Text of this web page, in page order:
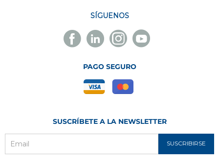
SÍGUENOS
Facebook
Novelec
Linkedin
Novelec
Instagram
Novelec
Youtube
Novelec
PAGO SEGURO
SUSCRÍBETE A LA NEWSLETTER
SUSCRIBIRSE